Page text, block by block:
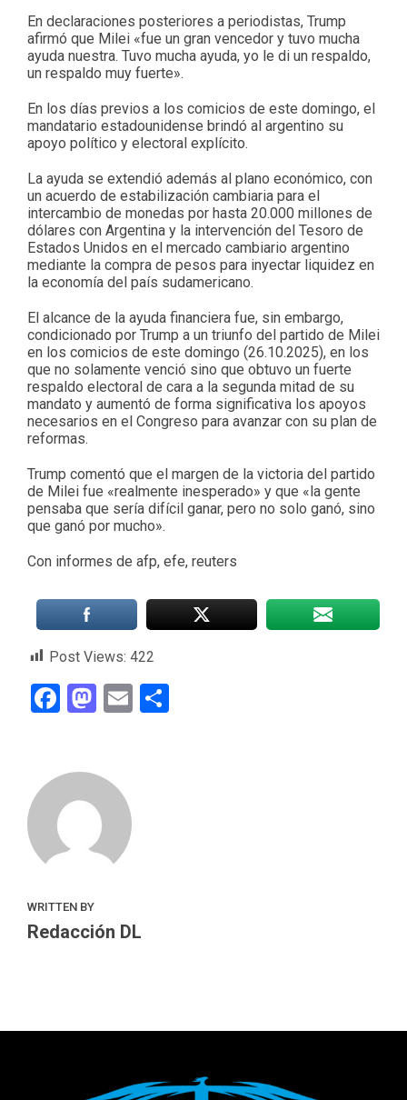
En declaraciones posteriores a periodistas, Trump
afirmó que Milei «fue un gran vencedor y tuvo mucha
ayuda nuestra. Tuvo mucha ayuda, yo le di un respaldo,
un respaldo muy fuerte».
En los días previos a los comicios de este domingo, el
mandatario estadounidense brindó al argentino su
apoyo político y electoral explícito.
La ayuda se extendió además al plano económico, con
un acuerdo de estabilización cambiaria para el
intercambio de monedas por hasta 20.000 millones de
dólares con Argentina y la intervención del Tesoro de
Estados Unidos en el mercado cambiario argentino
mediante la compra de pesos para inyectar liquidez en
la economía del país sudamericano.
El alcance de la ayuda financiera fue, sin embargo,
condicionado por Trump a un triunfo del partido de Milei
en los comicios de este domingo (26.10.2025), en los
que no solamente venció sino que obtuvo un fuerte
respaldo electoral de cara a la segunda mitad de su
mandato y aumentó de forma significativa los apoyos
necesarios en el Congreso para avanzar con su plan de
reformas.
Trump comentó que el margen de la victoria del partido
de Milei fue «realmente inesperado» y que «la gente
pensaba que sería difícil ganar, pero no solo ganó, sino
que ganó por mucho».
Con informes de afp, efe, reuters
Post Views: 422
Facebook
Mastodon
Email
WRITTEN BY
Redacción DL